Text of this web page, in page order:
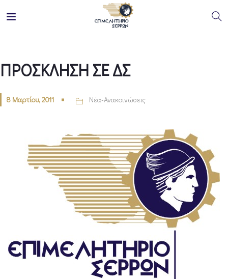
ΠΡΟΣΚΛΗΣΗ ΣΕ ΔΣ
8 Μαρτίου, 2011 Νέα-Ανακοινώσεις